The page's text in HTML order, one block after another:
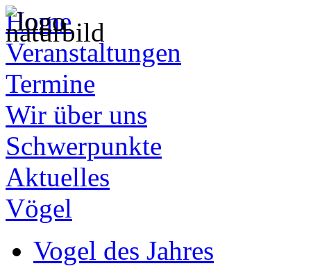
Home
Veranstaltungen
Termine
Wir über uns
Schwerpunkte
Aktuelles
Vögel
Vogel des Jahres